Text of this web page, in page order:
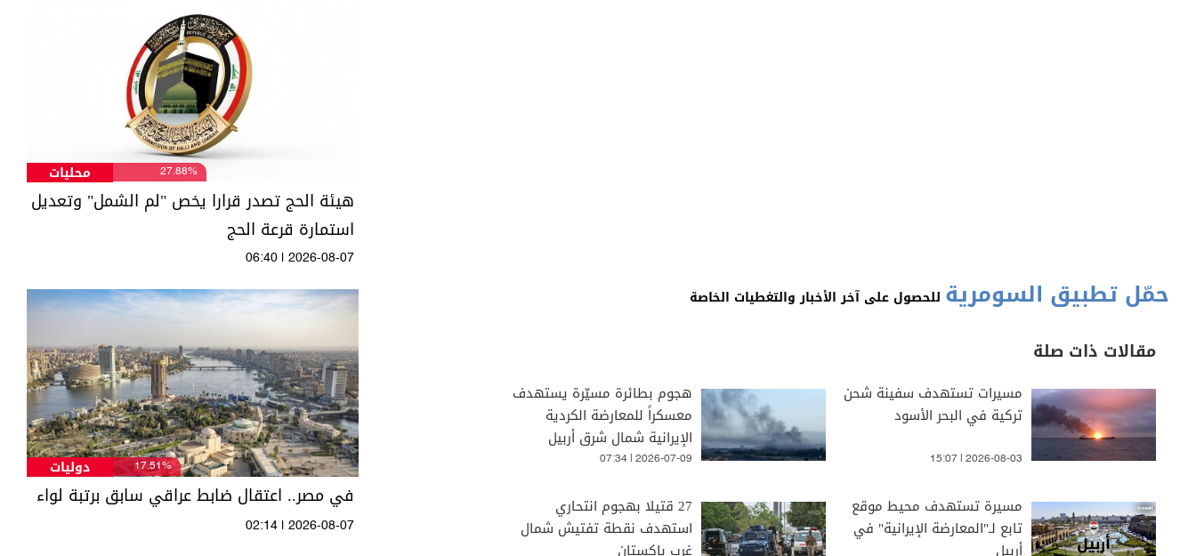
حمّل تطبيق السومرية للحصول على آخر الأخبار والتغطيات الخاصة
مقالات ذات صلة
مسيرات تستهدف سفينة شحن
تركية في البحر الأسود
15:07 | 2026-08-03
هجوم بطائرة مسيّرة يستهدف
معسكراً للمعارضة الكردية
الإيرانية شمال شرق أربيل
07:34 | 2026-07-09
مسيرة تستهدف محيط موقع
تابع لـ"المعارضة الإيرانية" في
أربيل
27 قتيلا بهجوم انتحاري
استهدف نقطة تفتيش شمال
غرب باكستان
محليات 27.88%
هيئة الحج تصدر قرارا يخص "لم الشمل" وتعديل
استمارة قرعة الحج
06:40 | 2026-08-07
دوليات 17.51%
في مصر.. اعتقال ضابط عراقي سابق برتبة لواء
02:14 | 2026-08-07